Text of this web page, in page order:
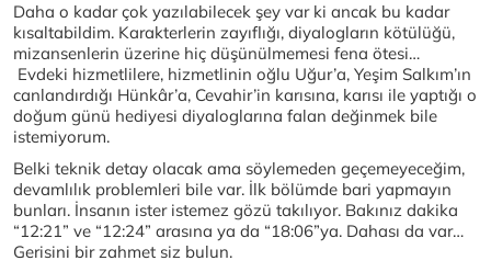
Daha o kadar çok yazılabilecek şey var ki ancak bu kadar
kısaltabildim. Karakterlerin zayıflığı, diyalogların kötülüğü,
mizansenlerin üzerine hiç düşünülmemesi fena ötesi…
Evdeki hizmetlilere, hizmetlinin oğlu Uğur’a, Yeşim Salkım’ın
canlandırdığı Hünkâr’a, Cevahir’in karısına, karısı ile yaptığı o
doğum günü hediyesi diyaloglarına falan değinmek bile
istemiyorum.
Belki teknik detay olacak ama söylemeden geçemeyeceğim,
devamlılık problemleri bile var. İlk bölümde bari yapmayın
bunları. İnsanın ister istemez gözü takılıyor. Bakınız dakika
“12:21” ve “12:24” arasına ya da “18:06”ya. Dahası da var…
Gerisini bir zahmet siz bulun.